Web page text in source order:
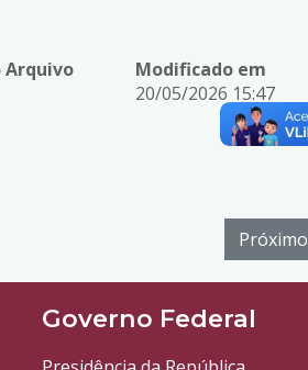
Arquivo
Modificado em
20/05/2026 15:47
Próximo
Governo Federal